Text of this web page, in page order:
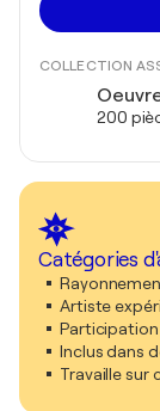
COLLECTION
200
Catégories
Artiste
Inclus dans
Travaille sur